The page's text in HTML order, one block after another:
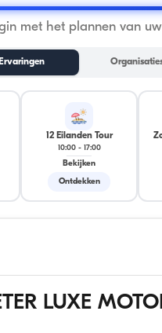
met het plannen van
Ervaringen
12 Eilanden Tour
10:00- 17:00
Bekijken
Ontdekken
LUXE